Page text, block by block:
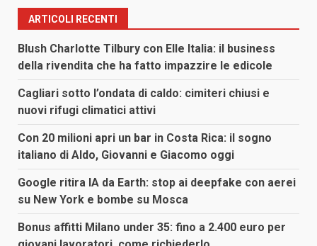
ARTICOLI RECENTI
Blush Charlotte Tilbury con Elle Italia: il business
della rivendita che ha fatto impazzire le edicole
Cagliari sotto l’ondata di caldo: cimiteri chiusi e
nuovi rifugi climatici attivi
Con 20 milioni apri un bar in Costa Rica: il sogno
italiano di Aldo, Giovanni e Giacomo oggi
Google ritira IA da Earth: stop ai deepfake con aerei
su New York e bombe su Mosca
Bonus affitti Milano under 35: fino a 2.400 euro per